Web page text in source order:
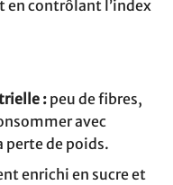
contrôlant l’index
:peu de fibres,
avec
perte de poids.
enrichi en sucre et